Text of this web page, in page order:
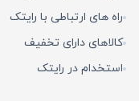
راه های ارتباطی با رایتک
کالاهای دارای تخفیف
استخدام در رایتک